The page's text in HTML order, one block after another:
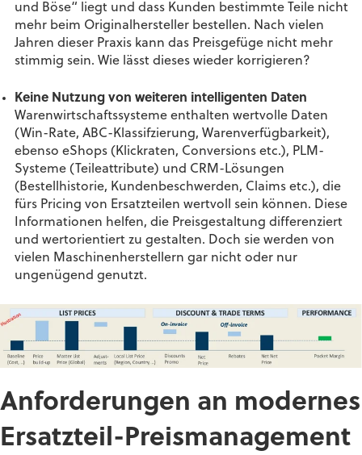
und Böse“ liegt und dass Kunden bestimmte Teile nicht
mehr beim Originalhersteller bestellen. Nach vielen
Jahren dieser Praxis kann das Preisgefüge nicht mehr
stimmig sein. Wie lässt dieses wieder korrigieren?
Keine Nutzung von weiteren intelligenten Daten
Warenwirtschaftssysteme enthalten wertvolle Daten
(Win-Rate, ABC-Klassifzierung, Warenverfügbarkeit),
ebenso eShops (Klickraten, Conversions etc.), PLM-
Systeme (Teileattribute) und CRM-Lösungen
(Bestellhistorie, Kundenbeschwerden, Claims etc.), die
fürs Pricing von Ersatzteilen wertvoll sein können. Diese
Informationen helfen, die Preisgestaltung differenziert
und wertorientiert zu gestalten. Doch sie werden von
vielen Maschinenherstellern gar nicht oder nur
ungenügend genutzt.
Anforderungen an modernes
Ersatzteil-Preismanagement